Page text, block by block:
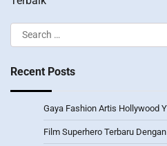
Search
for:
Recent Posts
Gaya Fashion Artis Hollywood
Film Superhero Terbaru